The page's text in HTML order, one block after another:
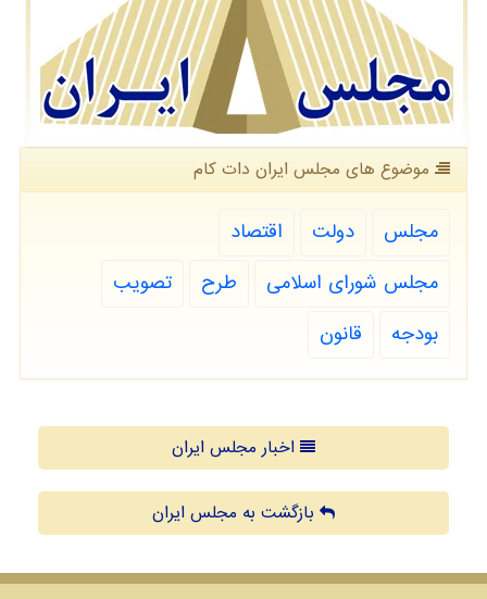
موضوع های مجلس ایران دات كام
مجلس دولت
اقتصاد
مجلس شورای اسلامی
طرح
تصویب
بودجه
قانون
اخبار مجلس ایران
بازگشت به مجلس ایران